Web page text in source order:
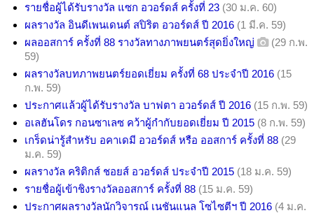
รายชื่อผู้ได้รับรางวัล แซก อวอร์ดส์ ครั้งที่ 23 (30 ม.ค. 60)
ผลรางวัล อินดีเพนเดนต์ สปิริต อวอร์ดส์ ปี 2016 (1 มี.ค. 59)
ผลออสการ์ ครั้งที่ 88 รางวัลทางภาพยนตร์สุดยิ่งใหญ่
(29 ก.พ.
59)
ผลรางวัลบทภาพยนตร์ยอดเยี่ยม ครั้งที่ 68 ประจำปี 2016 (15
ก.พ. 59)
ประกาศแล้วผู้ได้รับรางวัล บาฟตา อวอร์ดส์ ปี 2016 (15 ก.พ. 59)
อเลฮันโดร กอนซาเลซ คว้าผู้กำกับยอดเยี่ยม ปี 2015 (8 ก.พ. 59)
เกร็ดน่ารู้สำหรับ อคาเดมี อวอร์ดส์ หรือ ออสการ์ ครั้งที่ 88 (29
ม.ค. 59)
ผลรางวัล คริติกส์ ชอยส์ อวอร์ดส์ ประจำปี 2015 (18 ม.ค. 59)
รายชื่อผู้เข้าชิงรางวัลออสการ์ ครั้งที่ 88 (15 ม.ค. 59)
ประกาศผลรางวัลนักวิจารณ์ เนชันแนล โซไซตีฯ ปี 2016 (4 ม.ค.